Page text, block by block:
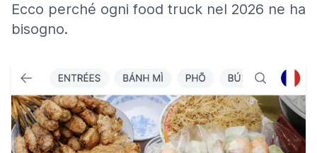
Ecco perché ogni food truck nel 2026 ne ha
bisogno.